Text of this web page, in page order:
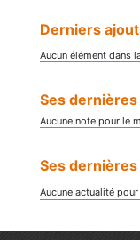
Derniers
Aucun élément dans
Ses
Aucune note pour le
Ses
Aucune actualité